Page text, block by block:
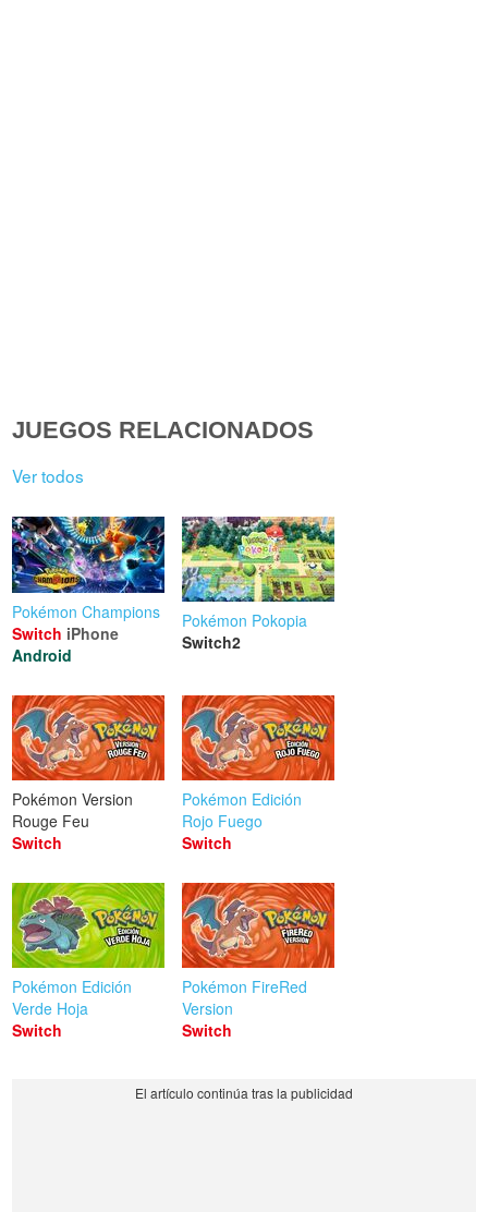
JUEGOS RELACIONADOS
Ver todos
Pokémon Champions
Switch iPhone
Android
Pokémon Pokopia
Switch2
Pokémon Version
Rouge Feu
Switch
Pokémon Edición
Rojo Fuego
Switch
Pokémon Edición
Verde Hoja
Switch
Pokémon FireRed
Version
Switch